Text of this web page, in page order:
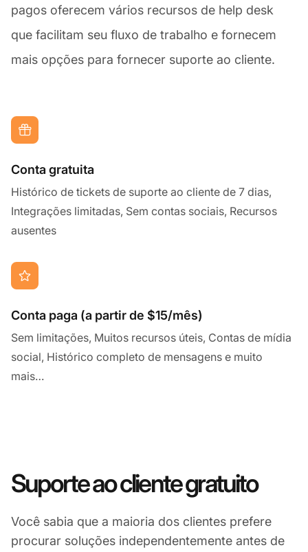
pagos oferecem vários recursos de help desk
que facilitam seu fluxo de trabalho e fornecem
mais opções para fornecer suporte ao cliente.
Conta gratuita
Histórico de tickets de suporte ao cliente de 7 dias,
Integrações limitadas, Sem contas sociais, Recursos
ausentes
Conta paga (a partir de $15/mês)
Sem limitações, Muitos recursos úteis, Contas de mídia
social, Histórico completo de mensagens e muito
mais…
Suporte ao cliente gratuito
Você sabia que a maioria dos clientes prefere
procurar soluções independentemente antes de